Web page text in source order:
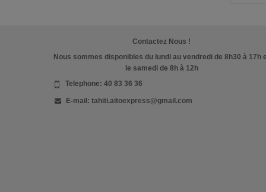
Contactez Nous !
Nous sommes disponibles du lundi au vendredi de 8h30 à 17h
le samedi de 8h à 12h
Telephone: 40 83 36 36
E-mail: tahiti.aitoexpress@gmail.com